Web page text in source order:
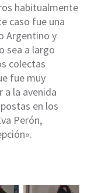
habitualmente
caso fue una
Argentino y
sea a largo
colectas
fue muy
a la avenida
en los
Perón,